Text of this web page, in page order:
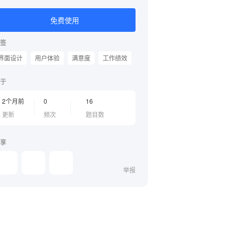
免费使用
面设计 用户体验 满意度 工作绩效
2个月前
更新
0
频次
16
题目数
举报